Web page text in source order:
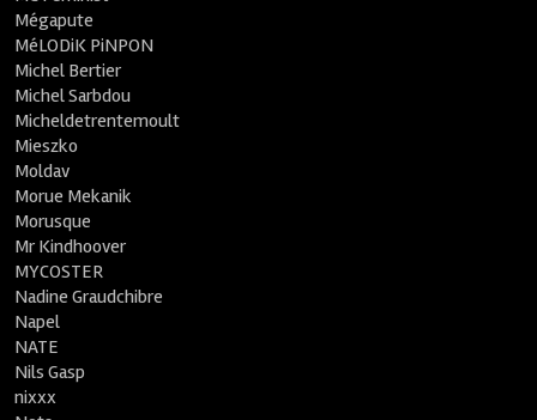
Mégapute
MéLODiK PiNPON
Michel Bertier
Michel Sarbdou
Micheldetrentemoult
Mieszko
Moldav
Morue Mekanik
Morusque
Mr Kindhoover
MYCOSTER
Nadine Graudchibre
Napel
NATE
Nils Gasp
nixxx